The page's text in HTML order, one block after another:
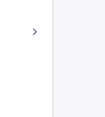
keyboard_arrow_right